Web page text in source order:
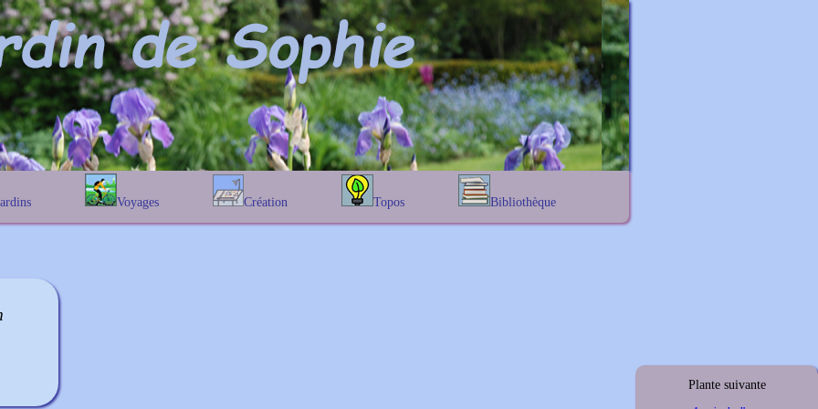
Voyages
En Belgique
Création
Prairies fleuries
Topos
Les chênes
Bibliothèque
Lexique noms propres
Plante suivante